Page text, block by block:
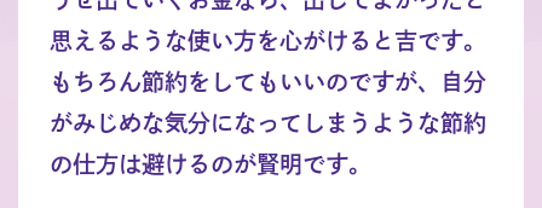
思えるような使い方を心がけると吉です。
もちろん節約をしてもいいのですが、自分
がみじめな気分になってしまうような節約
の仕方は避けるのが賢明です。